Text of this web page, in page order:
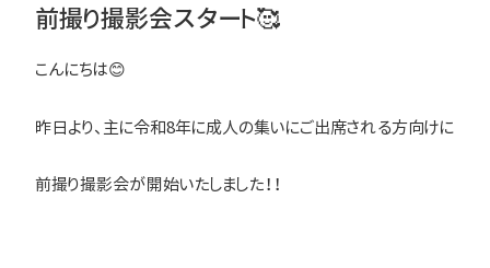
前撮り撮影会スタート🥰
こんにちは😊
昨日より、主に令和8年に成人の集いにご出席される方向けに
前撮り撮影会が開始いたしました！！